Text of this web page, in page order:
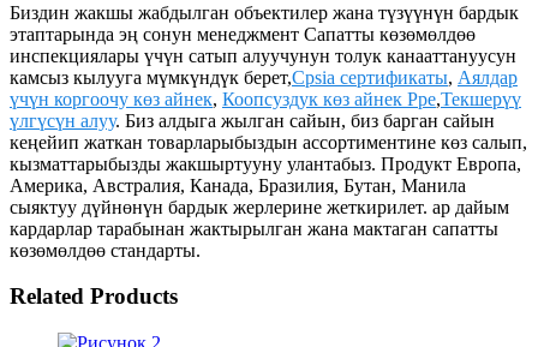
Биздин жакшы жабдылган объектилер жана түзүүнүн бардык
этаптарында эң сонун менеджмент Сапатты көзөмөлдөө
инспекциялары үчүн сатып алуучунун толук канааттануусун
камсыз кылууга мүмкүндүк берет,Cpsia сертификаты, Аялдар
үчүн коргоочу көз айнек, Коопсуздук көз айнек Ppe,Текшерүү
үлгүсүн алуу. Биз алдыга жылган сайын, биз барган сайын
кеңейип жаткан товарларыбыздын ассортиментине көз салып,
кызматтарыбызды жакшыртууну улантабыз. Продукт Европа,
Америка, Австралия, Канада, Бразилия, Бутан, Манила
сыяктуу дүйнөнүн бардык жерлерине жеткирилет. ар дайым
кардарлар тарабынан жактырылган жана мактаган сапатты
көзөмөлдөө стандарты.
Related Products